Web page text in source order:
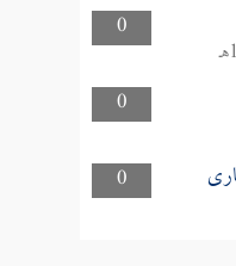
0
0
0